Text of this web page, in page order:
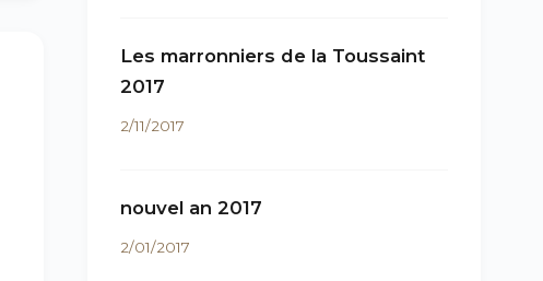
Les marronniers de la Toussaint
2017
2/11/2017
nouvel an 2017
2/01/2017